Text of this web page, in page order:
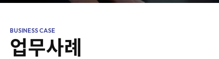
업무사례